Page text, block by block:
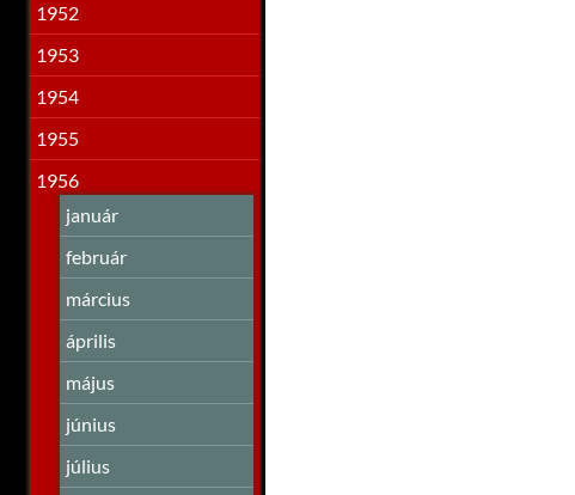
1952
1953
1954
1955
1956
január
február
március
április
május
június
július